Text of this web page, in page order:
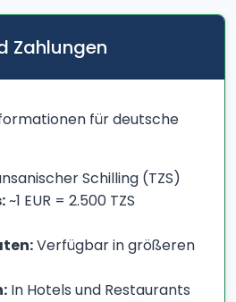
Zahlungen
für deutsche
Schilling (TZS)
~1 EUR = 2.500 TZS
Verfügbar in größeren
In Hotels und Restaurants